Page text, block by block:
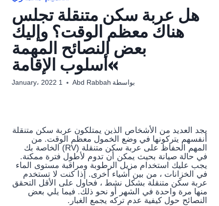
هل عربة سكن متنقلة تجلس
هناك معظم الوقت؟ وإليك
بعض النصائح المهمة
»أسلوب الإقامة
بواسطة Abd Rabbah 1 January، 2022
يجد العديد من الأشخاص الذين يمتلكون عربة سكن متنقلة
أنفسهم يتركونها في وضع الخمول معظم الوقت. من
المهم الحفاظ على عربة سكن متنقلة (RV) الخاصة بك
في حالة صيانة بحيث يمكن أن تدوم لأطول فترة ممكنة.
يجب عليك استخدام مزيل الرطوبة ومراقبة مستوى الماء
في الخزانات ، من بين أشياء أخرى. إذا كنت لا تستخدم
عربة سكن متنقلة بشكل نشط ، فحاول على الأقل التحقق
منها مرة واحدة في الشهر أو نحو ذلك. فيما يلي بعض
النصائح حول كيفية عدم تركه يجمع الغبار.